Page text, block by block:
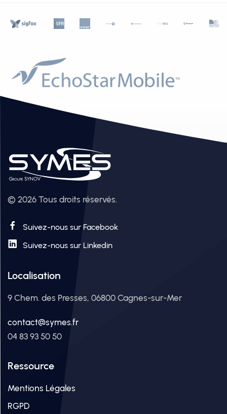
© 2026 Tous droits réservés.
Suivez-nous sur Facebook
Suivez-nous sur Linkedin
Localisation
9 Chem. des Presses, 06800 Cagnes-sur-Mer
contact@symes.fr
04 83 93 50 50
Ressource
Mentions Légales
RGPD